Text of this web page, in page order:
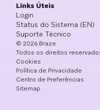
Links Úteis
Login
Status do Sistema (EN)
Suporte Técnico
© 2026 Braze
Todos os direitos
Cookies
Política de Privacidade
Centro de Preferências
Sitemap